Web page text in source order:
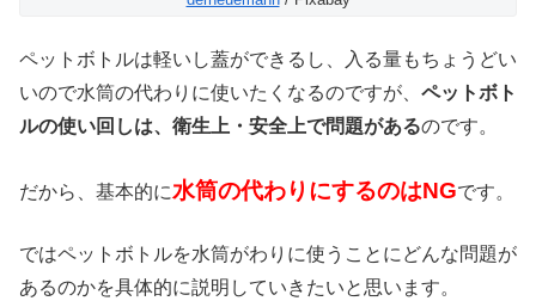
ペットボトルは軽いし蓋ができるし、入る量もちょうどい
いので水筒の代わりに使いたくなるのですが、 ペットボト
ルの使い回しは、衛生上・安全上で問題があるのです。
だから、基本的に水筒の代わりにするのはNGです。
ではペットボトルを水筒がわりに使うことにどんな問題が
あるのかを具体的に説明していきたいと思います。